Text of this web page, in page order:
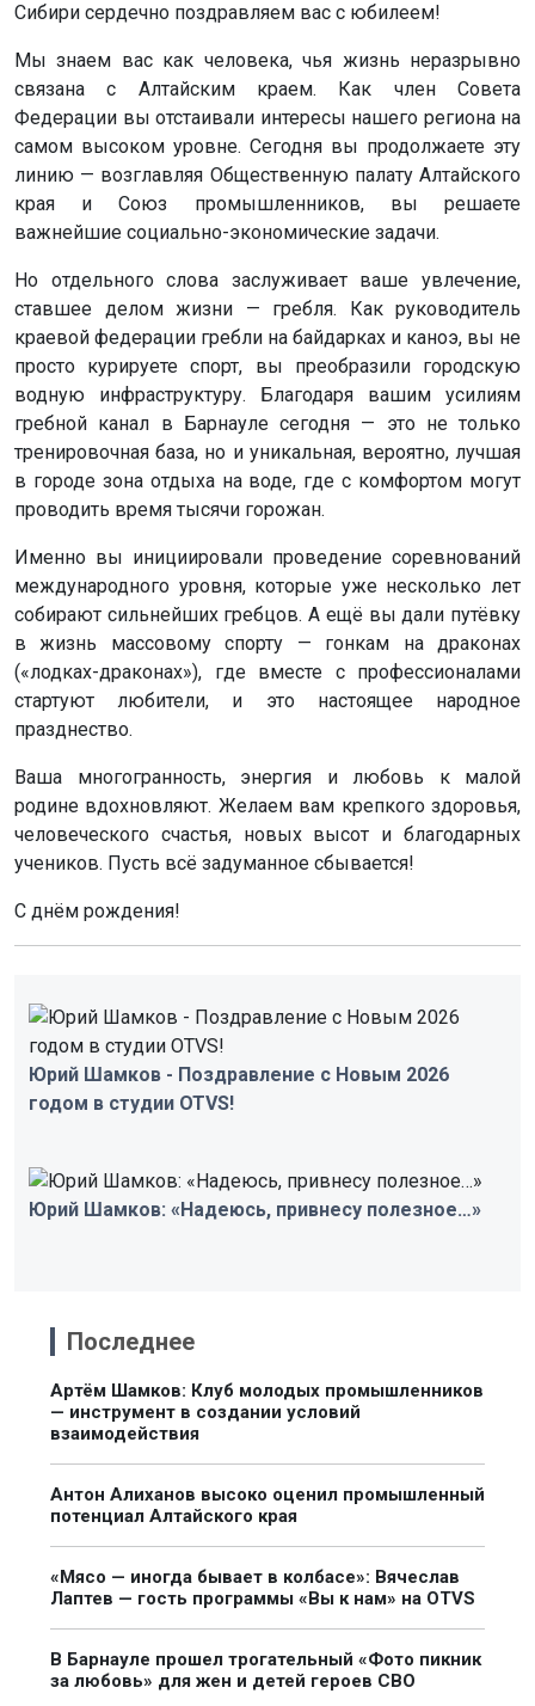
Сибири сердечно поздравляем вас с юбилеем!
Мы знаем вас как человека, чья жизнь неразрывно
связана с Алтайским краем. Как член Совета
Федерации вы отстаивали интересы нашего региона на
самом высоком уровне. Сегодня вы продолжаете эту
линию — возглавляя Общественную палату Алтайского
края и Союз промышленников, вы решаете
важнейшие социально-экономические задачи.
Но отдельного слова заслуживает ваше увлечение,
ставшее делом жизни — гребля. Как руководитель
краевой федерации гребли на байдарках и каноэ, вы не
просто курируете спорт, вы преобразили городскую
водную инфраструктуру. Благодаря вашим усилиям
гребной канал в Барнауле сегодня — это не только
тренировочная база, но и уникальная, вероятно, лучшая
в городе зона отдыха на воде, где с комфортом могут
проводить время тысячи горожан.
Именно вы инициировали проведение соревнований
международного уровня, которые уже несколько лет
собирают сильнейших гребцов. А ещё вы дали путёвку
в жизнь массовому спорту — гонкам на драконах
(«лодках-драконах»), где вместе с профессионалами
стартуют любители, и это настоящее народное
празднество.
Ваша многогранность, энергия и любовь к малой
родине вдохновляют. Желаем вам крепкого здоровья,
человеческого счастья, новых высот и благодарных
учеников. Пусть всё задуманное сбывается!
С днём рождения!
Юрий Шамков - Поздравление с Новым 2026
годом в студии OTVS!
Юрий Шамков: «Надеюсь, привнесу полезное…»
Последнее
Артём Шамков: Клуб молодых промышленников
— инструмент в создании условий
взаимодействия
Антон Алиханов высоко оценил промышленный
потенциал Алтайского края
«Мясо — иногда бывает в колбасе»: Вячеслав
Лаптев — гость программы «Вы к нам» на OTVS
В Барнауле прошел трогательный «Фото пикник
за любовь» для жен и детей героев СВО